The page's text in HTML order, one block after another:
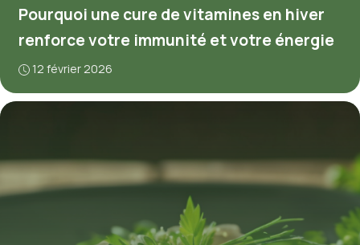
Pourquoi une cure de vitamines en hiver
renforce votre immunité et votre énergie
12 février 2026